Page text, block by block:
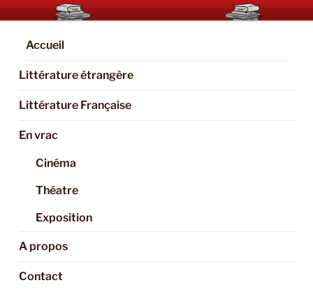
Aller
au
contenu
principal
BOOKAHOLIC.PARIS
Blog Littéraire et Culturel
Accueil
Littérature étrangère
Littérature Française
En vrac
Cinéma
Théatre
Exposition
A propos
Contact